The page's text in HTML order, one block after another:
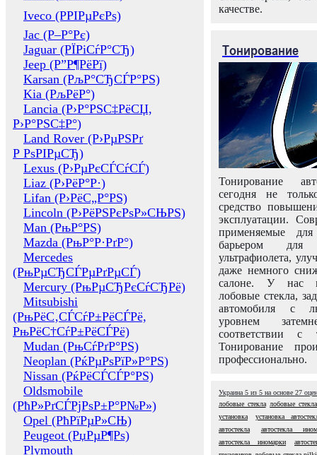
Iveco (РРІРµРєРѕ)
Jac (Р–Р°Рє)
Jaguar (РЇРіСѓР°СЂ)
Jeep (Р”Р¶РёРї)
Karsan (РљР°СЂСЃР°РЅ)
Kia (РљРёР°)
Lancia (Р›Р°РЅС‡РёСЏ,
Р›Р°РЅС‡Р°)
Land Rover (Р›РµРЅРґ
Р РѕРІРµСЂ)
Lexus (Р›РµРєСЃСѓСЃ)
Liaz (Р›РёР°Р·)
Lifan (Р›РёС„Р°РЅ)
Lincoln (Р›РёРЅРєРѕР»СЊРЅ)
Man (РњР°РЅ)
Mazda (РњР°Р·РґР°)
Mercedes
(РњРµСЂСЃРµРґРµСЃ)
Mercury (РњРµСЂРєСѓСЂРё)
Mitsubishi
(РњРёС‚СЃСѓР±РёСЃРё,
РњРёС†СѓР±РёСЃРё)
Mudan (РњСѓРґР°РЅ)
Neoplan (РќРµРѕРїР»Р°РЅ)
Nissan (РќРёСЃСЃР°РЅ)
Oldsmobile
(РћР»РґСЃРјРѕР±Р°Р№Р»)
Opel (РћРїРµР»СЊ)
Peugeot (РџРµР¶Рѕ)
Plymouth
качестве.
Тонирование
Тонирование
сегодня не
средство
эксплуатации.
применяемые
барьером для
ультрафиолета,
даже немного
салоне. У нас
лобовые стекла,
автомобиля с
уровнем
соответствии с
Тонирование
профессионально.
Украина 5 из 5 на основе 27
лобовые стекла лобовые
установка
установка
автостекла
автостекла
автостекла иномарки